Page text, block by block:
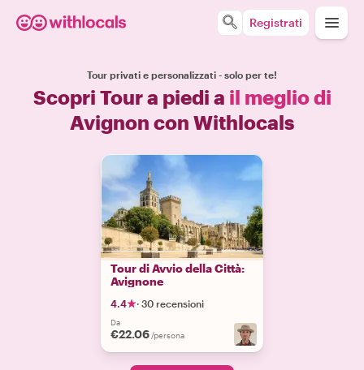
Registrati
Tour privati e personalizzati - solo per te!
Scopri Tour a piedi a il meglio di
Avignon con Withlocals
Tour di Avvio della Città:
Avignone
4.4 · 30 recensioni
Da
€22.06 /persona